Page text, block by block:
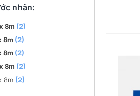
nhãn:
8m (2)
8m (2)
8m (2)
8m (2)
8m (2)